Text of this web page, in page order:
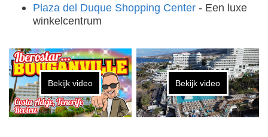
Plaza del Duque Shopping Center - Een luxe
winkelcentrum